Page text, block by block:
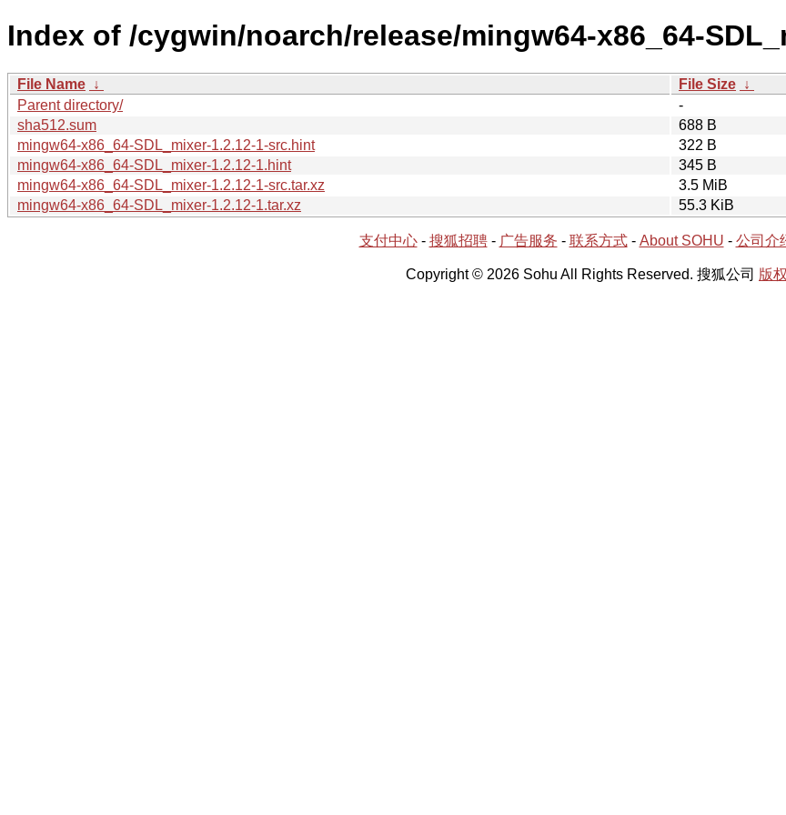
Index of /cygwin/noarch/release/mingw64-x86_64-
File Name ↓ File Size ↓
Parent directory/
-
sha512.sum
688 B
mingw64-x86_64-SDL_mixer-1.2.12-1-src.hint
322 B
mingw64-x86_64-SDL_mixer-1.2.12-1.hint
345 B
mingw64-x86_64-SDL_mixer-1.2.12-1-src.tar.xz
3.5 MiB
mingw64-x86_64-SDL_mixer-1.2.12-1.tar.xz
55.3 KiB
支付中心- 搜狐招聘- 广告服务 - 联系方式- About SOHU - 公司介
Copyright © 2026 Sohu All Rights Reserved. 搜狐公司 版